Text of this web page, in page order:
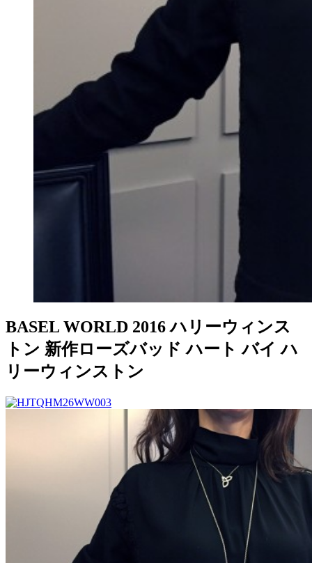
BASEL WORLD 2016 ハリーウィンス
トン 新作ローズバッド ハート バイ ハ
リーウィンストン